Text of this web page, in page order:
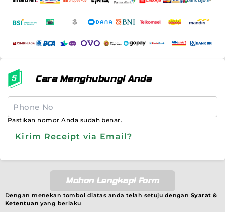
Cara Menghubungi Anda
Pastikan nomor Anda sudah benar.
Kirim Receipt via Email?
Mohon Lengkapi Form
Dengan menekan tombol diatas anda telah setuju dengan Syarat &
Ketentuan yang berlaku